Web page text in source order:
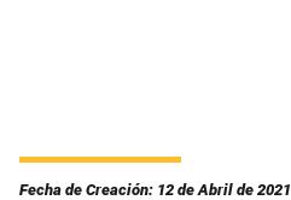
Fecha de Creación: 12 de Abril de 2021